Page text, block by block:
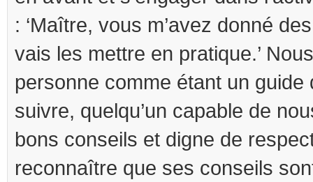
: ‘Maître, vous m’avez donné
vais les mettre en pratique.’
personne comme étant un guide
suivre, quelqu’un capable de
bons conseils et digne de
reconnaître que ses conseils